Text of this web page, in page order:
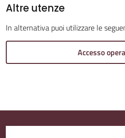
l
o
r
i
Altre utenze
In alternativa puoi utilizzare le
Accesso